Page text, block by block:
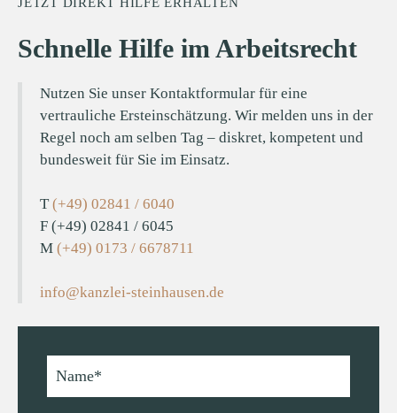
JETZT DIREKT HILFE ERHALTEN
Schnelle Hilfe im Arbeitsrecht
Nutzen Sie unser Kontaktformular für eine
vertrauliche Ersteinschätzung. Wir melden uns in der
Regel noch am selben Tag – diskret, kompetent und
bundesweit für Sie im Einsatz.
T (+49) 02841 / 6040
F (+49) 02841 / 6045
M (+49) 0173 / 6678711
info@kanzlei-steinhausen.de